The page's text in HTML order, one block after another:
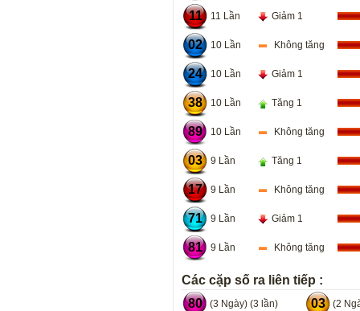
11 11 Lần Giảm 1
02 10 Lần Không tăng
24 10 Lần Giảm 1
38 10 Lần Tăng 1
89 10 Lần Không tăng
03 9 Lần Tăng 1
17 9 Lần Không tăng
71 9 Lần Giảm 1
81 9 Lần Không tăng
Các cặp số ra liên tiếp :
80
(3 Ngày) (3 lần) 03 (2